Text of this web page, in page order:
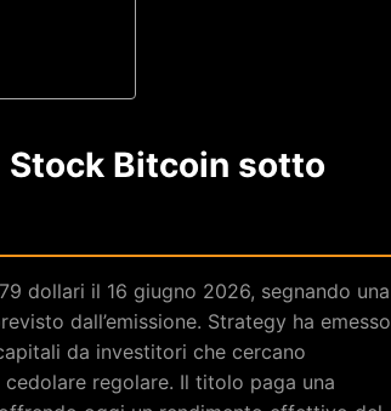
Stock Bitcoin sotto
dollari il 16 giugno 2026, segnando una
dall’emissione. Strategy ha emesso
da investitori che cercano
regolare. Il titolo paga una